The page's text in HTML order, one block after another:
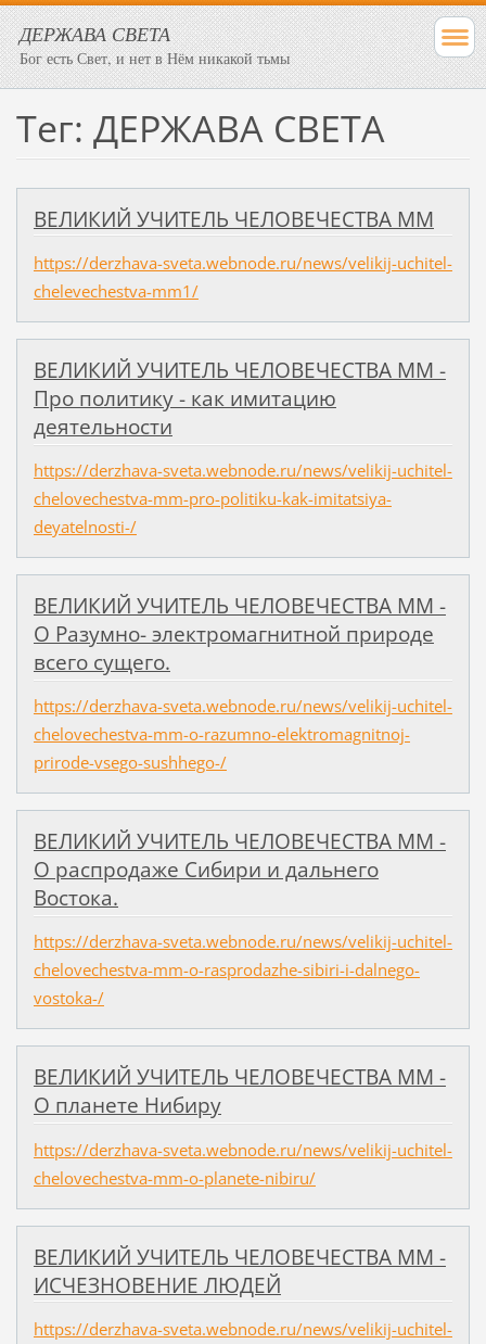
ДЕРЖАВА СВЕТА
Бог есть Свет, и нет в Нём никакой тьмы
Тег: ДЕРЖАВА СВЕТА
ВЕЛИКИЙ УЧИТЕЛЬ ЧЕЛОВЕЧЕСТВА ММ
https://derzhava-sveta.webnode.ru/news/velikij-uchitel-
chelevechestva-mm1/
ВЕЛИКИЙ УЧИТЕЛЬ ЧЕЛОВЕЧЕСТВА ММ -
Про политику - как имитацию
деятельности
https://derzhava-sveta.webnode.ru/news/velikij-uchitel-
chelovechestva-mm-pro-politiku-kak-imitatsiya-
deyatelnosti-/
ВЕЛИКИЙ УЧИТЕЛЬ ЧЕЛОВЕЧЕСТВА ММ -
О Разумно- электромагнитной природе
всего сущего.
https://derzhava-sveta.webnode.ru/news/velikij-uchitel-
chelovechestva-mm-o-razumno-elektromagnitnoj-
prirode-vsego-sushhego-/
ВЕЛИКИЙ УЧИТЕЛЬ ЧЕЛОВЕЧЕСТВА ММ -
О распродаже Сибири и дальнего
Востока.
https://derzhava-sveta.webnode.ru/news/velikij-uchitel-
chelovechestva-mm-o-rasprodazhe-sibiri-i-dalnego-
vostoka-/
ВЕЛИКИЙ УЧИТЕЛЬ ЧЕЛОВЕЧЕСТВА ММ -
О планете Нибиру
https://derzhava-sveta.webnode.ru/news/velikij-uchitel-
chelovechestva-mm-o-planete-nibiru/
ВЕЛИКИЙ УЧИТЕЛЬ ЧЕЛОВЕЧЕСТВА ММ -
ИСЧЕЗНОВЕНИЕ ЛЮДЕЙ
https://derzhava-sveta.webnode.ru/news/velikij-uchitel-